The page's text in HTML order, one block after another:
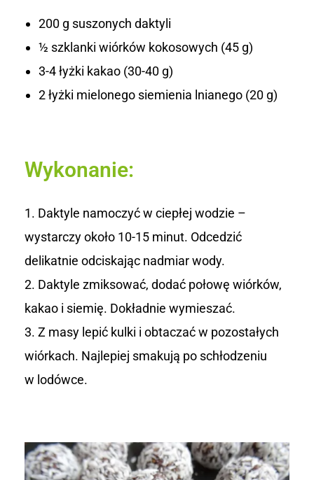
e 200 g suszonych daktyli
½ szklanki wiórków kokosowych (45 g)
3-4 łyżki kakao (30-40 g)
2 łyżki mielonego siemienia lnianego (20 g)
Wykonanie:
Daktyle namoczyć w ciepłej wodzie –
wystarczy około 10-15 minut. Odcedzić
delikatnie odciskając nadmiar wody.
Daktyle zmiksować, dodać połowę wiórków,
kakao i siemię. Dokładnie wymieszać.
Z masy lepić kulki i obtaczać w pozostałych
wiórkach. Najlepiej smakują po schłodzeniu
w lodówce.